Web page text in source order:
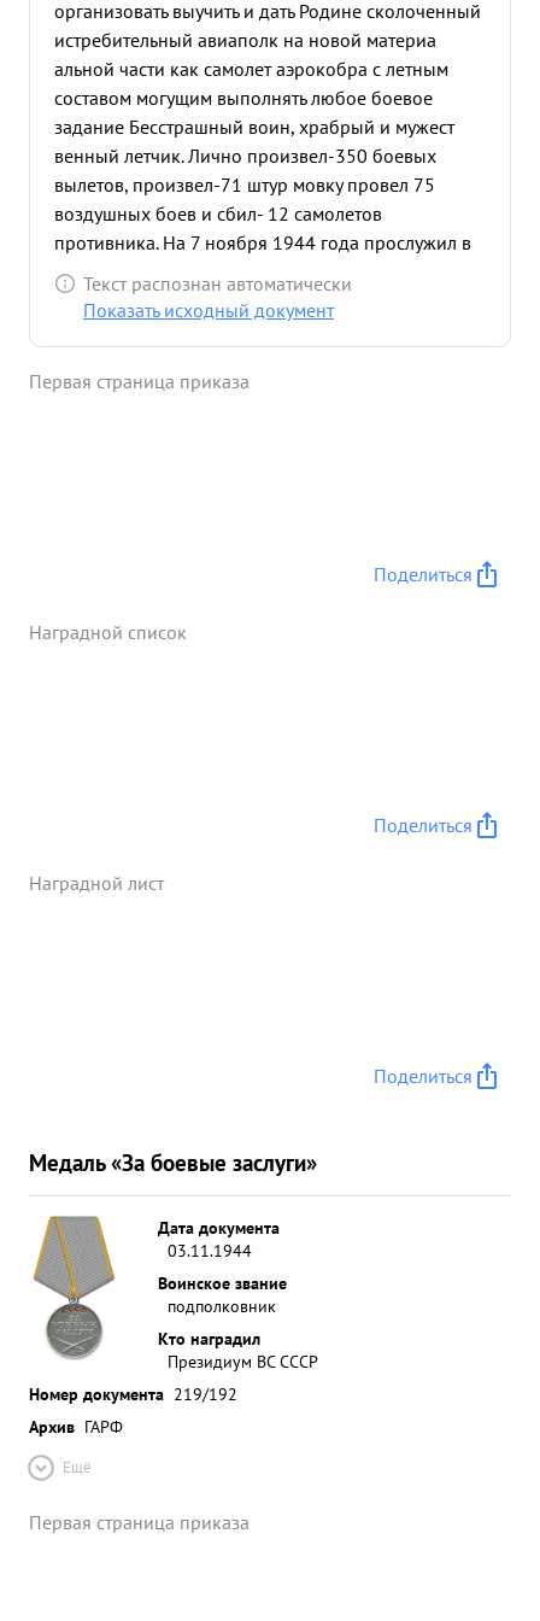
организовать выучить и дать Родине сколоченный
истребительный авиаполк на новой материа
альной части как самолет аэрокобра с летным
составом могущим выполнять любое боевое
задание Бесстрашный воин, храбрый и мужест
венный летчик. Лично произвел-350 боевых
вылетов, произвел-71 штур мовку провел 75
воздушных боев и сбил- 12 самолетов
противника. На 7 ноября 1944 года прослужил в
ВМФ 11 лет 2 месяца. ...»
Текст распознан автоматически
Показать исходный документ
Первая страница приказа
Поделиться
Наградной список
Поделиться
Наградной лист
Поделиться
Медаль «За боевые заслуги»
Дата документа
03.11.1944
Воинское звание
подполковник
Кто наградил
Президиум ВС СССР
Номер документа 219/192
Архив ГАРФ
Ещё
Первая страница приказа